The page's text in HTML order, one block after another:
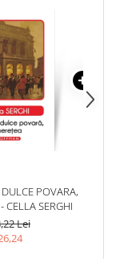
POVARA,
CELLA SERGHI
Lei